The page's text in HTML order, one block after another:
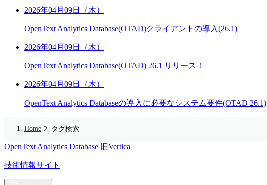
2026年04月09日（木）
OpenText Analytics Database(OTAD)クライアントの導入(26.1)
2026年04月09日（木）
OpenText Analytics Database(OTAD) 26.1 リリース！
2026年04月09日（木）
OpenText Analytics Databaseの導入に必要なシステム要件(OTAD 26.1)
Home タグ検索
OpenText Analytics Database 旧Vertica
技術情報サイト